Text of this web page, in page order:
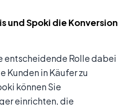
und Spoki die Konversion
entscheidende Rolle dabei
Kunden in Käufer zu
können Sie
einrichten, die